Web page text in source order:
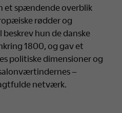
et spændende overblik
rødder og
hun de danske
1800, og gav et
politiske dimensioner og
–
netværk.